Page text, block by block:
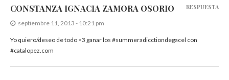
CONSTANZA IGNACIA ZAMORA OSORIO
septiembre 11, 2013 - 10:21 pm
Yo quiero/deseo de todo <3 ganar los #summeradicctiondegacel con
#catalopez.com
RESPUESTA